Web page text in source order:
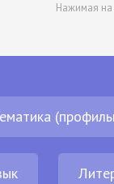
Нажимая на